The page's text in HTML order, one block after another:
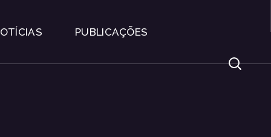
PUBLICAÇÕES